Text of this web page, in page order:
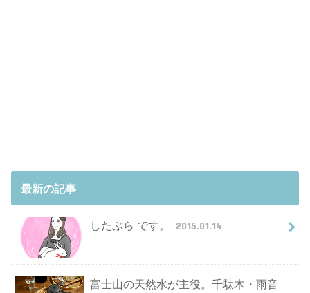
最新の記事
したぷら です。 2015.01.14
富士山の天然水が主役。千駄木・雨音